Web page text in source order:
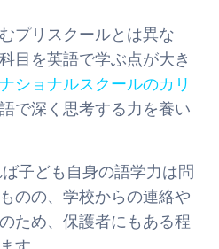
プリスクールとは異な
目を英語で学ぶ点が大き
ショナルスクールのカリ
で深く思考する力を養い
子ども自身の語学力は問
のの、学校からの連絡や
ため、保護者にもある程